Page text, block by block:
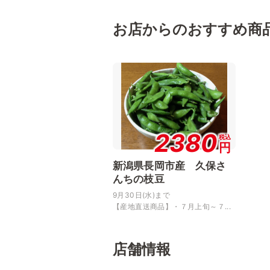
お店からのおすすめ商
2380税込
円
新潟県長岡市産 久保さ
んちの枝豆
9月30日(水)まで
【産地直送商品】・７月上旬～７...
店舗情報